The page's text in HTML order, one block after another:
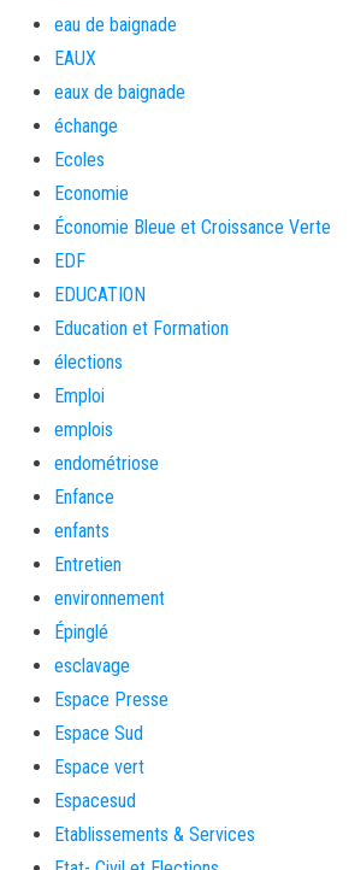
eau de baignade
EAUX
eaux de baignade
échange
Ecoles
Economie
Économie Bleue et Croissance Verte
EDF
EDUCATION
Education et Formation
élections
Emploi
emplois
endométriose
Enfance
enfants
Entretien
environnement
Épinglé
esclavage
Espace Presse
Espace Sud
Espace vert
Espacesud
Etablissements & Services